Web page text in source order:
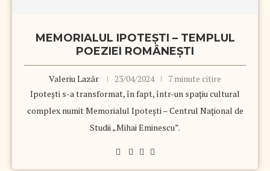
MEMORIALUL IPOTEȘTI – TEMPLUL
POEZIEI ROMÂNEȘTI
Valeriu Lazăr 23/04/2024
7 minute citire
Ipotești s-a transformat, în fapt, într-un spațiu cultural
complex numit Memorialul Ipotești – Centrul Național de
Studii „Mihai Eminescu”.